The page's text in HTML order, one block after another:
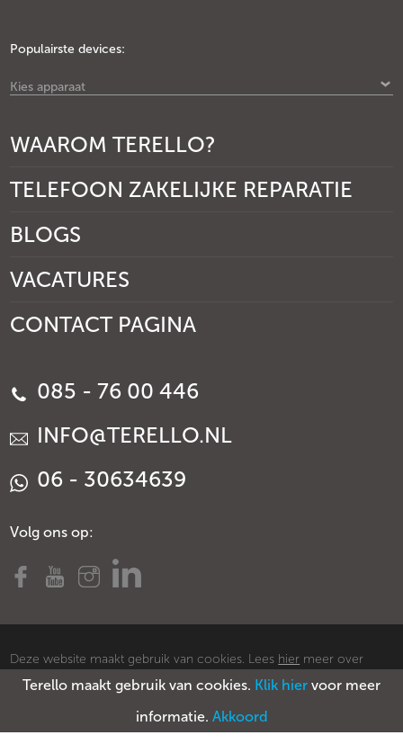
Terello maakt gebruik van cookies. Klik hier voor meer
informatie. Akkoord
Populairste devices:
Kies apparaat
WAAROM TERELLO?
TELEFOON ZAKELIJKE REPARATIE
BLOGS
VACATURES
CONTACT PAGINA
085 - 76 00 446
INFO@TERELLO.NL
06 - 30634639
Volg ons op:
Deze website maakt gebruik van cookies. Lees hier meer over
cookies.
Voorwaarden Privacy policy